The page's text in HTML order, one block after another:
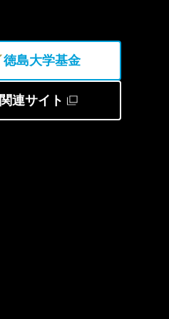
徳島大学基金
関連サイト